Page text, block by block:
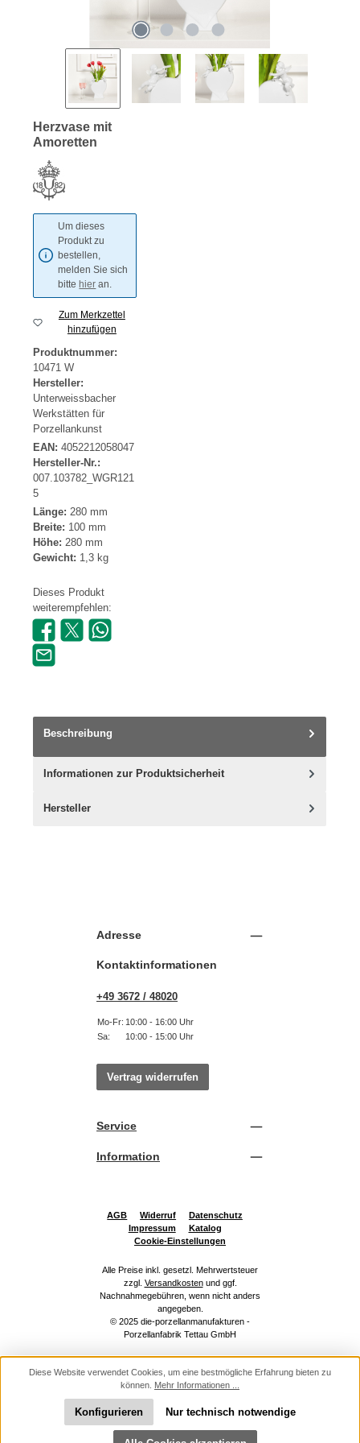
Herzvase mit
Amoretten
Um dieses
Produkt zu
bestellen,
melden Sie sich
bitte hier an.
Zum Merkzettel
hinzufügen
Produktnummer:
10471 W
Hersteller:
Unterweissbacher
Werkstätten für
Porzellankunst
EAN: 4052212058047
Hersteller-Nr.:
007.103782_WGR121
5
Länge: 280 mm
Breite: 100 mm
Höhe: 280 mm
Gewicht: 1,3 kg
Dieses Produkt
weiterempfehlen:
Beschreibung
Informationen zur Produktsicherheit
Hersteller
Adresse
Kontaktinformationen
+49 3672 / 48020
Mo-Fr: 10:00 - 16:00 Uhr
Sa:
10:00 - 15:00 Uhr
Vertrag widerrufen
Service
Information
AGB Widerruf
Datenschutz
Impressum
Katalog
Cookie-Einstellungen
Alle Preise inkl. gesetzl. Mehrwertsteuer
zzgl. Versandkostenund ggf.
Nachnahmegebühren, wenn nicht anders
angegeben.
© 2025 die-porzellanmanufakturen -
Porzellanfabrik Tettau GmbH
Werkzeugleiste anzeigen
Diese Website verwendet Cookies, um eine bestmögliche Erfahrung bieten zu
können. Mehr Informationen ...
Nur technisch notwendige
Konfigurieren